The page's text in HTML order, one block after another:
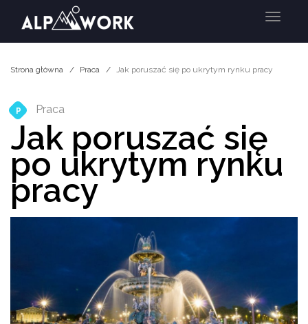
Menu
Strona główna Praca Jak poruszać się po ukrytym rynku pracy
P Praca
Jak poruszać się
po ukrytym rynku
pracy